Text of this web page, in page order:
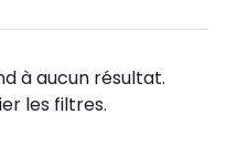
à aucun résultat.
les filtres.